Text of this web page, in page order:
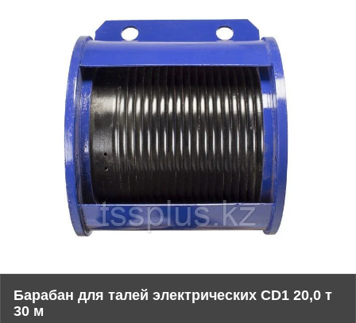
Барабан для талей электрических CD1 20,0 т
30 м